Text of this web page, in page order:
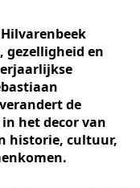
en
de
het decor van
historie, cultuur,